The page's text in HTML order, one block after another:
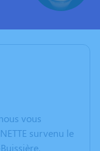
vous
survenu le